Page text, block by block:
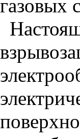
газовых